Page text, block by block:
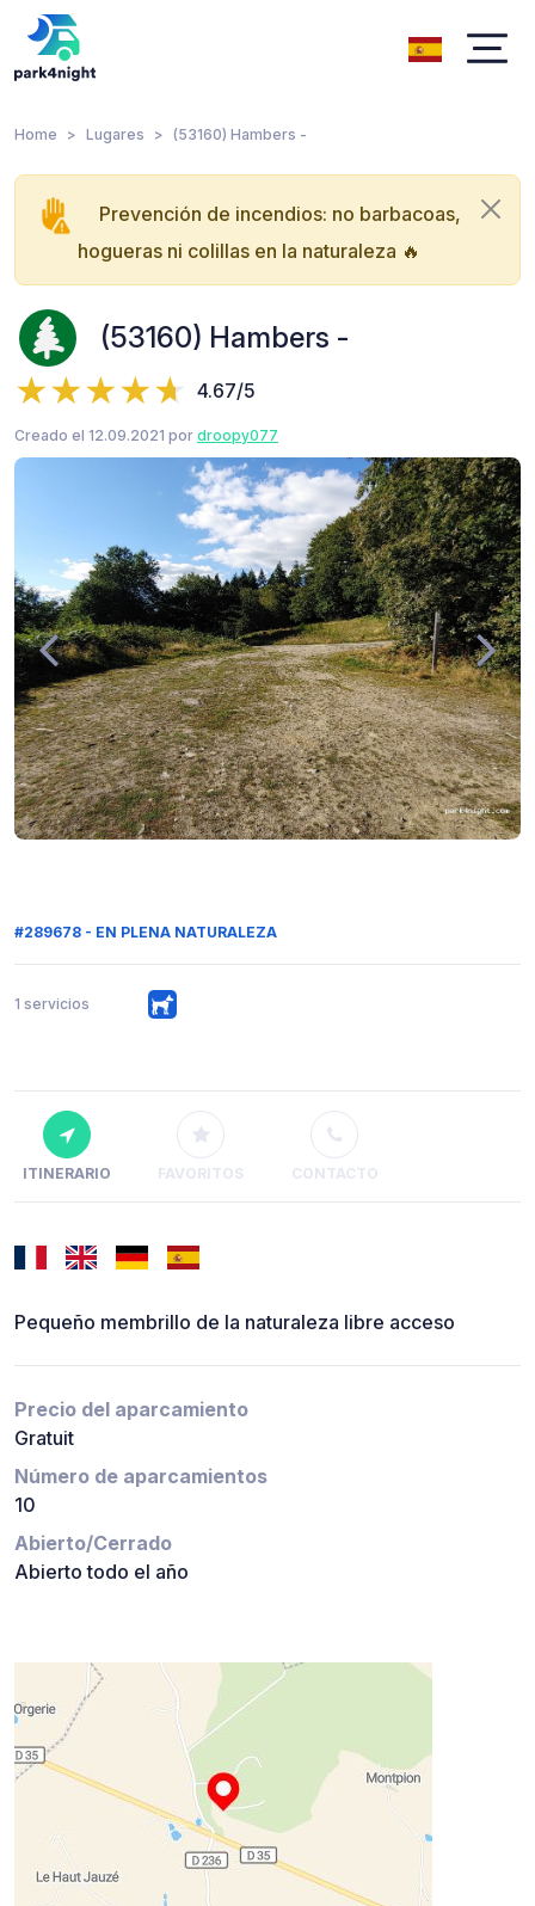
Home Lugares (53160) Hambers -
Prevención de incendios: no barbacoas,
hogueras ni colillas en la naturaleza 🔥
(53160) Hambers -
4.67/5
Creado el 12.09.2021 por droopy077
#289678 - EN PLENA NATURALEZA
1 servicios
ITINERARIO FAVORITOS CONTACTO
Pequeño membrillo de la naturaleza libre acceso
Precio del aparcamiento
Gratuit
Número de aparcamientos
10
Abierto/Cerrado
Abierto todo el año